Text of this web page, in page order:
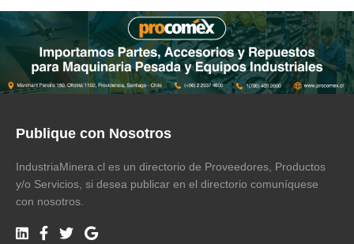
Publique con Nosotros
IndustriaMinera.cl es un directorio de Proveedores, Productos
y/o Servicios, si desea publicar en el directorio comuníquese
con nosotros.